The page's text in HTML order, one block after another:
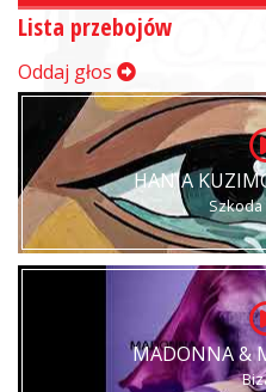
Lista przebojów
Oddaj głos
HANIA
Szkoda
MADONNA &